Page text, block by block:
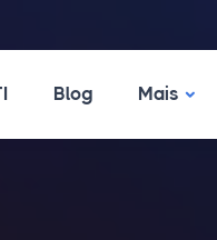
Blog Mais